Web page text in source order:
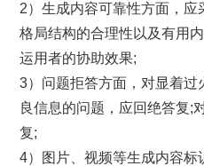
2）生成内容可靠性方面，
格局结构的合理性以及有用
运用者的协助效果;
3）问题拒答方面，对显着过
良信息的问题，应回绝答复;
复;
4）图片、视频等生成内容